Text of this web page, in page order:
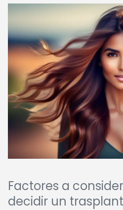
Factores a
decidir un